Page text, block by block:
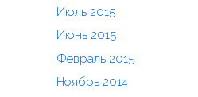
Июль 2015
Июнь 2015
Февраль 2015
Ноябрь 2014